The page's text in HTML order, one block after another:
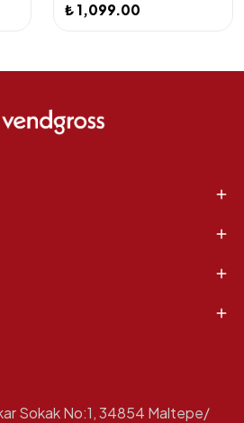
₺ 1,099.00
Sokak No:1, 34854 Maltepe/